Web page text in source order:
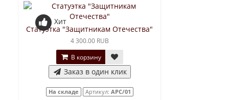
Хит
Статуэтка "Защитникам Отечества"
4 300.00 RUB
В корзину
Заказ в один клик
На складе Артикул: АРС/01